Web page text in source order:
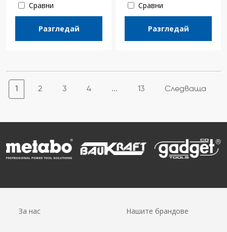
Сравни
Разгледай
Сравни
Разгледай
1 2 3 4 ... 13 Следваща
За нас Нашите брандове